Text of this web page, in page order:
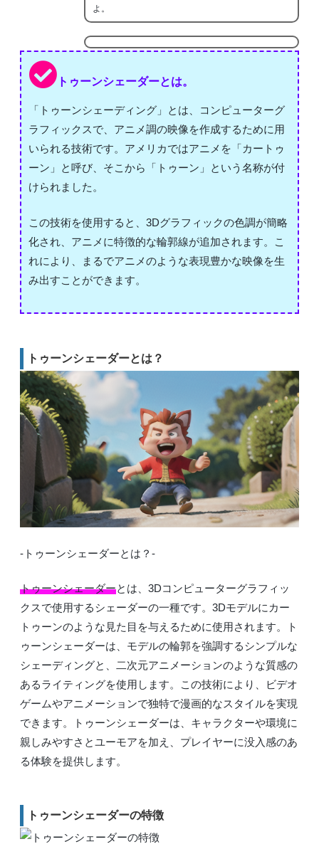
よ。
トゥーンシェーダーとは。
「トゥーンシェーディング」とは、コンピューターグ
ラフィックスで、アニメ調の映像を作成するために用
いられる技術です。アメリカではアニメを「カートゥ
ーン」と呼び、そこから「トゥーン」という名称が付
けられました。
この技術を使用すると、3Dグラフィックの色調が簡略
化され、アニメに特徴的な輪郭線が追加されます。こ
れにより、まるでアニメのような表現豊かな映像を生
み出すことができます。
トゥーンシェーダーとは？
-トゥーンシェーダーとは？-
トゥーンシェーダーとは、3Dコンピューターグラフィッ
クスで使用するシェーダーの一種です。3Dモデルにカー
トゥーンのような見た目を与えるために使用されます。ト
ゥーンシェーダーは、モデルの輪郭を強調するシンプルな
シェーディングと、二次元アニメーションのような質感の
あるライティングを使用します。この技術により、ビデオ
ゲームやアニメーションで独特で漫画的なスタイルを実現
できます。トゥーンシェーダーは、キャラクターや環境に
親しみやすさとユーモアを加え、プレイヤーに没入感のあ
る体験を提供します。
トゥーンシェーダーの特徴